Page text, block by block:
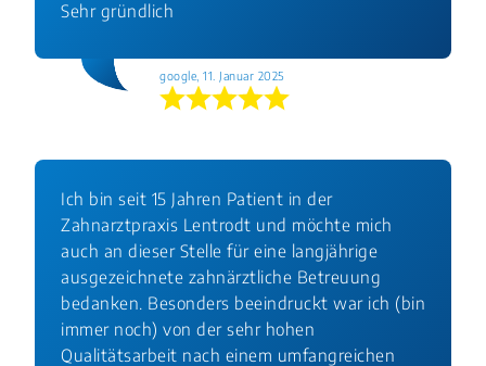
Sehr gründlich
google, 11. Januar 2025
Ich bin seit 15 Jahren Patient in der
Zahnarztpraxis Lentrodt und möchte mich
auch an dieser Stelle für eine langjährige
ausgezeichnete zahnärztliche Betreuung
bedanken. Besonders beeindruckt war ich (bin
immer noch) von der sehr hohen
Qualitätsarbeit nach einem umfangreichen